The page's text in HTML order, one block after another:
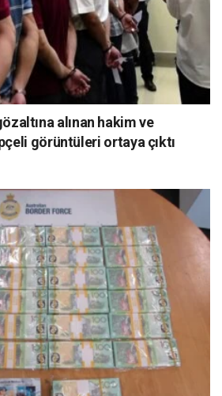
alınan hakim ve
görüntüleri ortaya çıktı